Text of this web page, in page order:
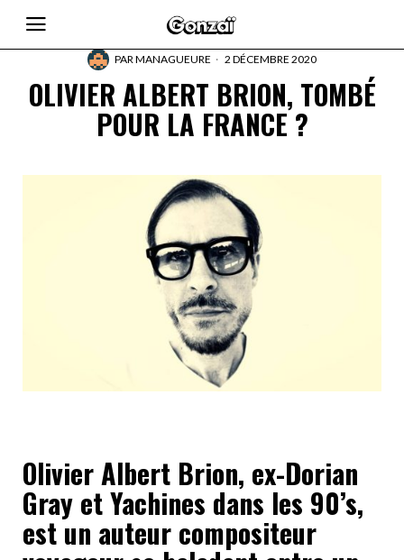
PARMANAGUEURE 2 DÉCEMBRE 2020
OLIVIER ALBERT BRION, TOMBÉ
POUR LA FRANCE ?
Olivier Albert Brion, ex-Dorian
Gray et Yachines dans les 90’s,
est un auteur compositeur